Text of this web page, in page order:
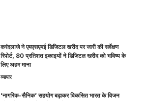
करंदलाजे ने एमएसएमई डिजिटल खरीद पर जारी की सर्वेक्षण
रिपोर्ट, 80 प्रतिशत इकाइयों ने डिजिटल खरीद को भविष्य के
लिए अहम माना
व्यापार
‘नागरिक-सैनिक’ सहयोग बढ़ाकर विकसित भारत के विजन